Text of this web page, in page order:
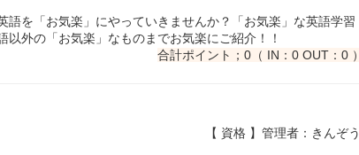
語を「お気楽」にやっていきませんか？「お気楽」な英語学習
以外の「お気楽」なものまでお気楽にご紹介！！
合計ポイント；0（ IN：0 OUT：0 ）
【 資格 】管理者：きんぞう